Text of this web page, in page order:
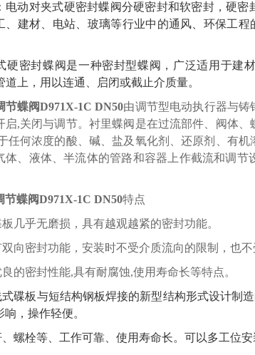
电动对夹式硬密封蝶阀分硬密封和软密封，硬密
、建材、电站、玻璃等行业中的通风、环保工
硬密封蝶阀是一种密封型蝶阀，广泛适用于建
道上，用以连通、启闭或截止介质量。
节蝶阀D971X-1C DN50由调节型电动执行器与铸
启,关闭与调节。衬里蝶阀是在过流部件、阀体
任何浓度的酸、碱、盐及氧化剂、还原剂、有
体、液体、半流体的管路和容器上作截流和调
节蝶阀D971X-1C DN50特点
几乎无磨损，具有越观越紧的密封功能。
向密封功能，安装时不受介质流向的限制，也
的密封性能,具有耐腐蚀,使用寿命长等特点。
碟板与短结构钢板焊接的新型结构形式设计制
响，操作轻便。
螺栓等、工作可靠、使用寿命长。可以多工位